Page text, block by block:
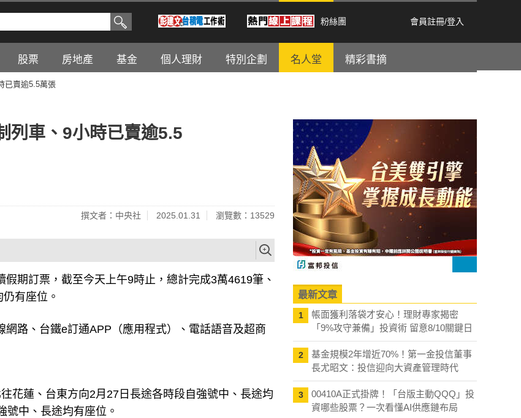
粉絲團 會員註冊/登入
股票 房地產 基金 個人理財 特別企劃 名人堂 精彩書摘
已賣逾5.5萬張
列車、9小時已賣逾5.5
撰文者：中央社 2025.01.31 瀏覽數：13529
期訂票，截至今天上午9時止，總計完成3萬4619筆、
有座位。
路、台鐵e訂通APP（應用程式）、電話語音及超商
花蓮、台東方向2月27日長途各時段自強號中、長途均
號中、長途均有座位。
最新文章
1
帳面獲利落袋才安心！理財專家揭密
「9%攻守兼備」投資術 留意8/10關鍵日
2
基金規模2年增近70%！第一金投信董事
長尤昭文：投信迎向大資產管理時代
3
00410A正式掛牌！「台版主動QQQ」投
資哪些股票？一次看懂AI供應鏈布局